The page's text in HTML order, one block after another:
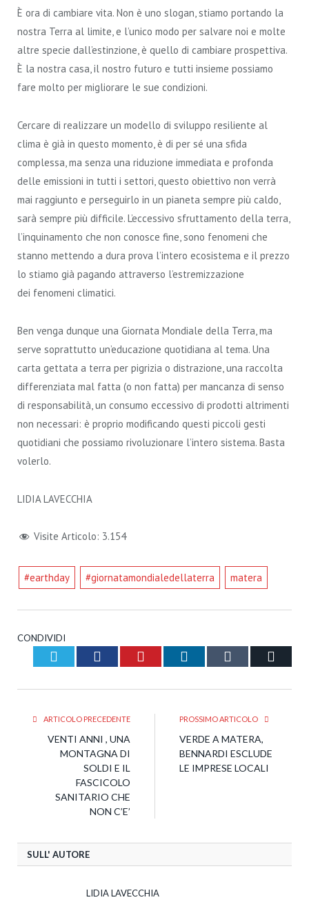
È ora di cambiare vita. Non è uno slogan, stiamo portando la
nostra Terra al limite, e l’unico modo per salvare noi e molte
altre specie dall’estinzione, è quello di cambiare prospettiva.
È la nostra casa, il nostro futuro e tutti insieme possiamo
fare molto per migliorare le sue condizioni.
Cercare di realizzare un modello di sviluppo resiliente al
clima è già in questo momento, è di per sé una sfida
complessa, ma senza una riduzione immediata e profonda
delle emissioni in tutti i settori, questo obiettivo non verrà
mai raggiunto e perseguirlo in un pianeta sempre più caldo,
sarà sempre più difficile. L’eccessivo sfruttamento della terra,
l’inquinamento che non conosce fine, sono fenomeni che
stanno mettendo a dura prova l’intero ecosistema e il prezzo
lo stiamo già pagando attraverso l’estremizzazione
dei fenomeni climatici.
Ben venga dunque una Giornata Mondiale della Terra, ma
serve soprattutto un’educazione quotidiana al tema. Una
carta gettata a terra per pigrizia o distrazione, una raccolta
differenziata mal fatta (o non fatta) per mancanza di senso
di responsabilità, un consumo eccessivo di prodotti altrimenti
non necessari: è proprio modificando questi piccoli gesti
quotidiani che possiamo rivoluzionare l’intero sistema. Basta
volerlo.
LIDIA LAVECCHIA
Visite Articolo: 3.154
#earthday #giornatamondialedellaterra matera
CONDIVIDI
Twitter Facebook Pinterest LinkedIn Tumblr
ARTICOLO PRECEDENTE
VENTI ANNI , UNA
MONTAGNA DI
SOLDI E IL
FASCICOLO
SANITARIO CHE
NON C’E’
PROSSIMO ARTICOLO
VERDE A MATERA,
BENNARDI ESCLUDE
LE IMPRESE LOCALI
SULL' AUTORE
LIDIA LAVECCHIA